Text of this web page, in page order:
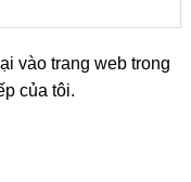
vào trang web trong
của tôi.